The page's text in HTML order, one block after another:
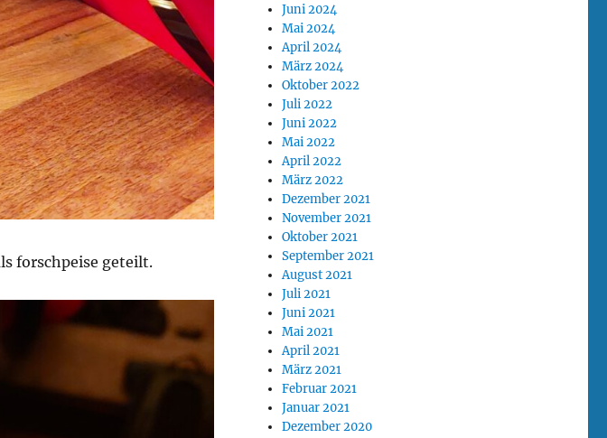
forschpeise geteilt.
Juni 2024
Mai 2024
April 2024
März 2024
Oktober 2022
Juli 2022
Juni 2022
Mai 2022
April 2022
März 2022
Dezember 2021
November 2021
Oktober 2021
September 2021
August 2021
Juli 2021
Juni 2021
Mai 2021
April 2021
März 2021
Februar 2021
Januar 2021
Dezember 2020